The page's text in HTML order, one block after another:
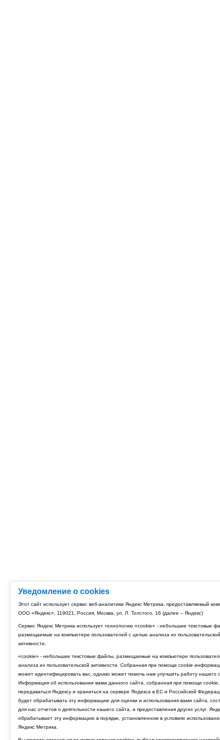
Уведомление о cookies
Этот сайт использует сервис веб-аналитики Яндекс Метрика, предоставляемый
ООО «Яндекс», 119021, Россия, Москва, ул. Л. Толстого, 16 (далее – Яндекс)
Сервис Яндекс Метрика использует технологию «cookie» - небольшие текстовые
размещаемые на компьютере пользователей с целью анализа их пользовательской
активности.
«cookie» - небольшие текстовые файлы, размещаемые на компьютере
анализа их пользовательской активности. Собранная при помощи cookie
может идентифицировать вас, однако может помочь нам улучшить работу нашего
Информация об использовании вами данного сайта, собранная при помощи cookie,
передаваться Яндексу и храниться на сервере Яндекса в ЕС и Российской
будет обрабатывать эту информацию для оценки и использования вами сайта,
для нас отчетов о деятельности нашего сайта, и предоставления других услуг.
обрабатывает эту информацию в порядке, установленном в условиях
Яндекс Метрика.